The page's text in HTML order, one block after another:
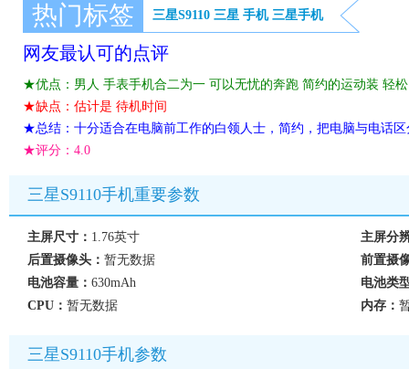
热门标签 三星S9110 三星 手机 三星手机
网友最认可的点评
★优点：男人 手表手机合二为一 可以无忧的奔跑 简约的运动装 轻
★缺点：估计是 待机时间
★总结：十分适合在电脑前工作的白领人士，简约，把电脑与电话
★评分： 4.0
三星S9110手机重要参数
主屏尺寸： 1.76英寸
主屏分
后置摄像头： 暂无数据
前置摄
电池容量： 630mAh
电池类
CPU： 暂无数据 内存：
三星S9110手机参数